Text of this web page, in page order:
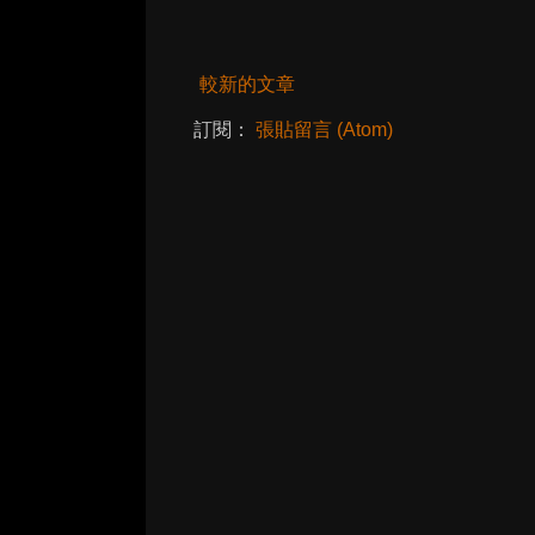
較新的文章
訂閱： 張貼留言 (Atom)